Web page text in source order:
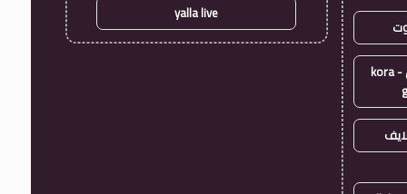
كورة جول - kora
yalla live